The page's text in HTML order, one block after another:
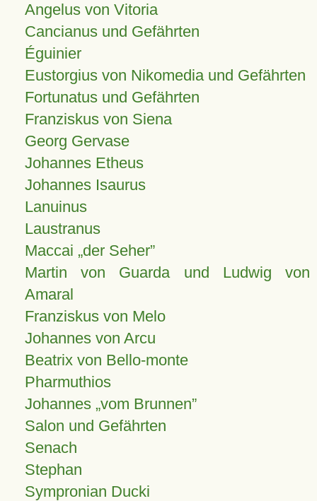
Angelus von Vitoria
Cancianus und Gefährten
Éguinier
Eustorgius von Nikomedia und Gefährten
Fortunatus und Gefährten
Franziskus von Siena
Georg Gervase
Johannes Etheus
Johannes Isaurus
Lanuinus
Laustranus
Maccai „der Seher”
Martin von Guarda und Ludwig von
Amaral
Franziskus von Melo
Johannes von Arcu
Beatrix von Bello-monte
Pharmuthios
Johannes vom Brunnen
Salon und Gefährten
Senach
Stephan
Sympronian Ducki